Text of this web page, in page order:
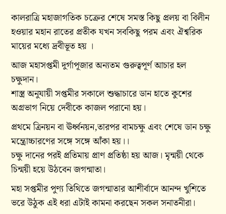
কালরাত্রি মহাজাগতিক চক্রের শেষে সমস্ত কিছু প্রলয় বা বিলীন
হওয়ার মহান রাতের প্রতীক যখন সবকিছু পরম এবং ঐশ্বরিক
মায়ের মধ্যে দ্রবীভূত হয় ।
আজ মহাসপ্তমী দুর্গাপূজার অন্যতম গুরুত্বপূর্ণ আচার হল
চক্ষুদান।
শাস্ত্র অনুযায়ী সপ্তমীর সকালে শুদ্ধাচারে ডান হাতে কুশের
অগ্রভাগ নিয়ে দেবীকে কাজল পরানো হয়।
প্রথমে ত্রিনয়ন বা ঊর্ধ্বনয়ন,তারপর বামচক্ষু এবং শেষে ডান চক্ষু
মন্ত্রোচ্চারণের সঙ্গে সঙ্গে আঁকা হয়।।
চক্ষু দানের পরই প্রতিমায় প্রাণ প্রতিষ্ঠা হয় আজ। মৃন্ময়ী থেকে
চিন্ময়ী হয়ে উঠবেন জগন্মাতা।
মহা সপ্তমীর পুণ্য তিথিতে জগন্মাতার আশীর্বাদে আনন্দ খুশিতে
ভরে উঠুক এই ধরা এটাই কামনা করছেন সকল সনাতনীরা।